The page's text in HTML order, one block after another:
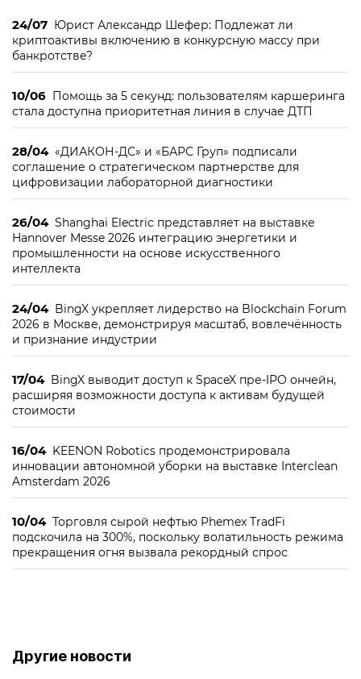
24/07 Юрист Александр Шефер: Подлежат ли
криптоактивы включению в конкурсную массу при
банкротстве?
10/06 Помощь за 5 секунд: пользователям каршеринга
стала доступна приоритетная линия в случае ДТП
28/04 «ДИАКОН-ДС» и «БАРС Груп» подписали
соглашение о стратегическом партнерстве для
цифровизации лабораторной диагностики
26/04 Shanghai Electric представляет на выставке
Hannover Messe 2026 интеграцию энергетики и
промышленности на основе искусственного
интеллекта
24/04 BingX укрепляет лидерство на Blockchain Forum
2026 в Москве, демонстрируя масштаб, вовлечённость
и признание индустрии
17/04 BingX выводит доступ к SpaceX пре-IPO ончейн,
расширяя возможности доступа к активам будущей
стоимости
16/04 KEENON Robotics продемонстрировала
инновации автономной уборки на выставке Interclean
Amsterdam 2026
10/04 Торговля сырой нефтью Phemex TradFi
подскочила на 300%, поскольку волатильность режима
прекращения огня вызвала рекордный спрос
Другие новости